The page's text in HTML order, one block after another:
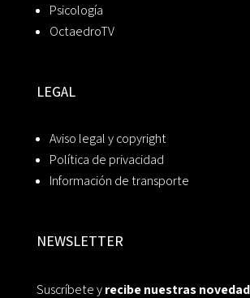
Psicología
OctaedroTV
LEGAL
Aviso legal y copyright
Política de privacidad
Información de transporte
NEWSLETTER
Suscríbete yrecibe nuestras